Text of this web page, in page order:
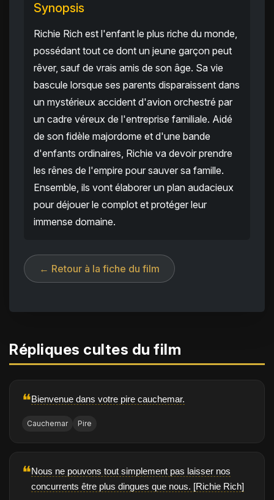
Synopsis
Richie Rich est l'enfant le plus riche du monde,
possédant tout ce dont un jeune garçon peut
rêver, sauf de vrais amis de son âge. Sa vie
bascule lorsque ses parents disparaissent dans
un mystérieux accident d'avion orchestré par
un cadre véreux de l'entreprise familiale. Aidé
de son fidèle majordome et d'une bande
d'enfants ordinaires, Richie va devoir prendre
les rênes de l'empire pour sauver sa famille.
Ensemble, ils vont élaborer un plan audacieux
pour déjouer le complot et protéger leur
immense domaine.
← Retour à la fiche du film
Répliques cultes du film
❝Bienvenue dans votre pire cauchemar.
Cauchemar Pire
❝Nous ne pouvons tout simplement pas laisser nos
concurrents être plus dingues que nous. [Richie Rich]